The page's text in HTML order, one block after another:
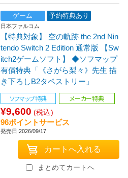
ゲーム 予約特典あり
日本ファルコム
【特典対象】 空の軌跡 the 2nd Nin
tendo Switch 2 Edition 通常版 【Sw
itch2ゲームソフト】 ◆ソフマップ
有償特典「《さがら梨々》先生 描
き下ろしB2タペストリー」
ソフマップ特典
メーカー特典
¥9,600 (税込)
96ポイントサービス
発売日:2026/09/17
まとめてカートへ